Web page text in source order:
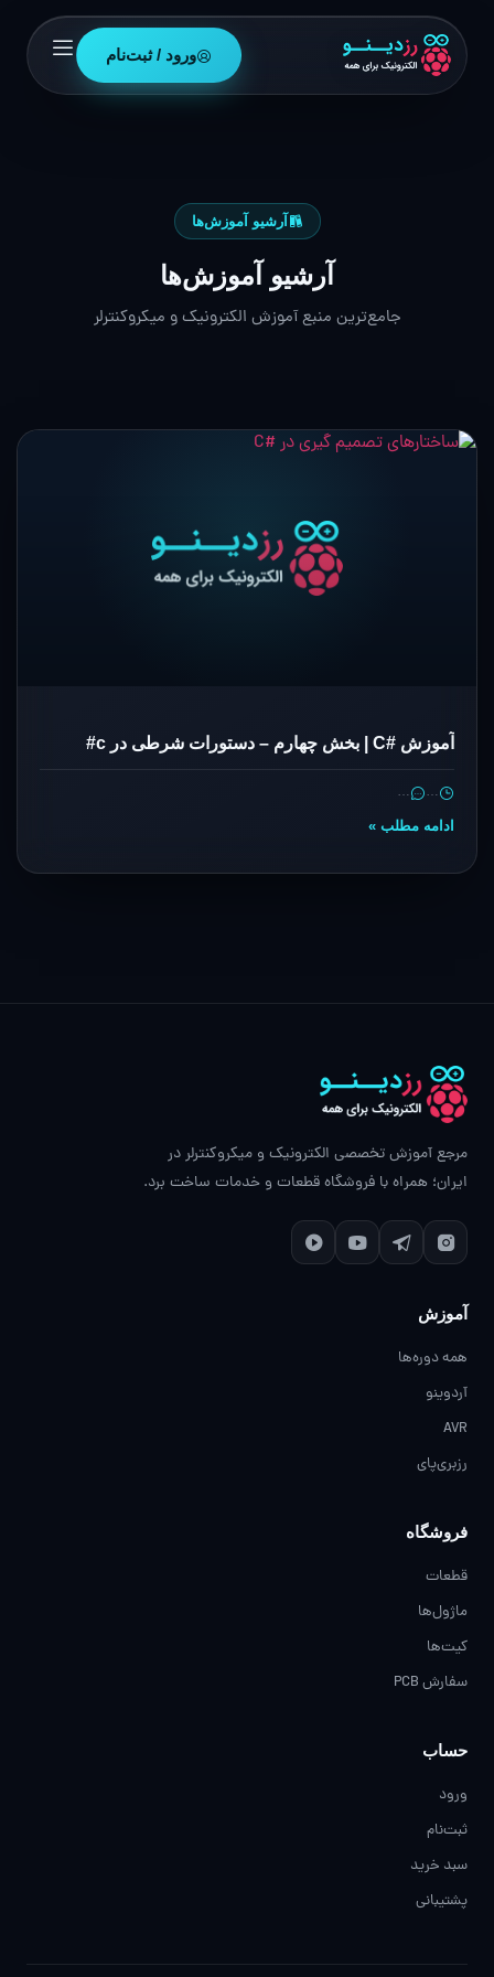
ورود / ثبت‌نام
آرشیو آموزش‌ها
آرشیو آموزش‌ها
جامع‌ترین منبع آموزش الکترونیک و میکروکنترلر
آموزش #C | بخش چهارم – دستورات شرطی در c#
…
…
ادامه مطلب »
مرجع آموزش تخصصی الکترونیک و میکروکنترلر در
ایران؛ همراه با فروشگاه قطعات و خدمات ساخت برد.
آموزش
همه دوره‌ها
آردوینو
AVR
رزبری‌پای
فروشگاه
قطعات
ماژول‌ها
کیت‌ها
سفارش PCB
حساب
ورود
ثبت‌نام
سبد خرید
پشتیبانی